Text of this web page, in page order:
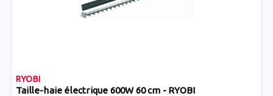
RYOBI
Taille-haie électrique 600W 60 cm - RYOBI